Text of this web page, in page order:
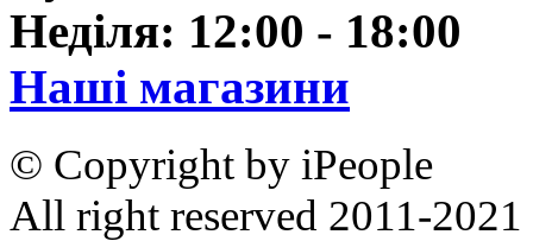
Неділя: 12:00 - 18:00
Наші магазини
© Copyright by iPeople
All right reserved 2011-2021